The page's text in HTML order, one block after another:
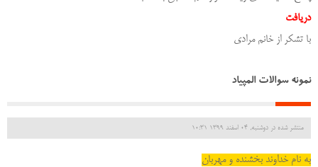
دریافت
با تشکر از خانم مرادی
نمونه سوالات المپیاد
منتشر شده در دوشنبه, 04 اسفند 1399 10:31
به نام خداوند بخشنده و مهربان